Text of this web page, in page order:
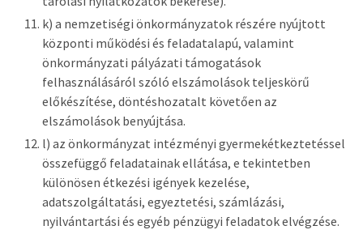
k) a nemzetiségi önkormányzatok részére nyújtott
központi működési és feladatalapú, valamint
önkormányzati pályázati támogatások
felhasználásáról szóló elszámolások teljeskörű
előkészítése, döntéshozatalt követően az
elszámolások benyújtása.
l) az önkormányzat intézményi gyermekétkeztetéssel
összefüggő feladatainak ellátása, e tekintetben
különösen étkezési igények kezelése,
adatszolgáltatási, egyeztetési, számlázási,
nyilvántartási és egyéb pénzügyi feladatok elvégzése.